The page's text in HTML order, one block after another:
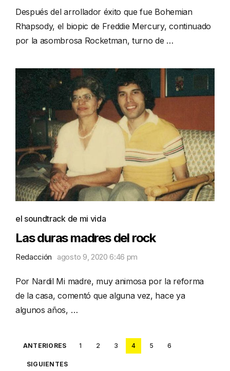
Después del arrollador éxito que fue Bohemian
Rhapsody, el biopic de Freddie Mercury, continuado
por la asombrosa Rocketman, turno de …
el soundtrack de mi vida
Las duras madres del rock
Redacción agosto 9, 2020 6:46 pm
Por Nardil Mi madre, muy animosa por la reforma
de la casa, comentó que alguna vez, hace ya
algunos años, …
Posts
pagination
ANTERIORES 1 2 3 4 5 6
SIGUIENTES